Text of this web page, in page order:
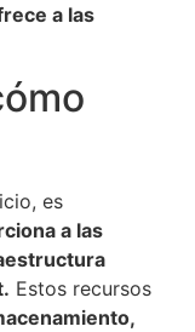
a las
es
a las
Estos recursos